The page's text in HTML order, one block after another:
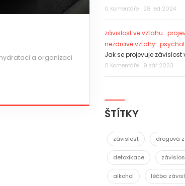
a organizaci
0 Komentáře | 28 led 2024
závislost ve vztahu
nezdravé vztahy
Jak se projevuje závislost
0 Komentáře | 9 zář 2023
ŠTÍTKY
závislost drogová
detoxikace
alkohol léčba